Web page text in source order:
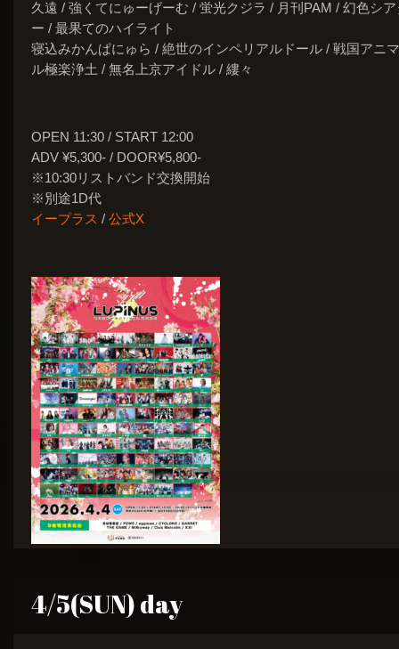
久遠 / 強くてにゅーげーむ / 蛍光クジラ / 月刊PAM / 幻色シア
ー / 最果てのハイライト
寝込みかんぱにゅら / 絶世のインペリアルドール / 戦国アニマ
ル極楽浄土 / 無名上京アイドル / 縷々
OPEN 11:30 / START 12:00
ADV ¥5,300- / DOOR¥5,800-
※10:30リストバンド交換開始
※別途1D代
イープラス / 公式X
4/5(SUN) day